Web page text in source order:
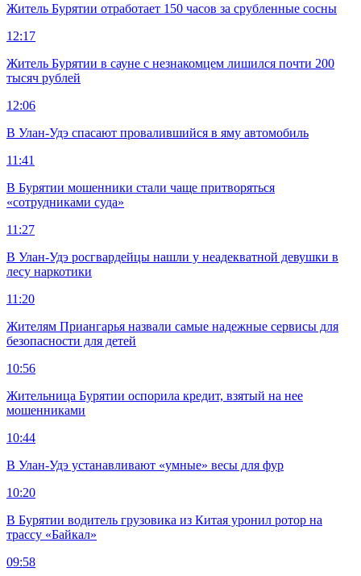
Житель Бурятии отработает 150 часов за срубленные сосны
12:17
Житель Бурятии в сауне с незнакомцем лишился почти 200
тысяч рублей
12:06
В Улан-Удэ спасают провалившийся в яму автомобиль
11:41
В Бурятии мошенники стали чаще притворяться
«сотрудниками суда»
11:27
В Улан-Удэ росгвардейцы нашли у неадекватной девушки в
лесу наркотики
11:20
Жителям Приангарья назвали самые надежные сервисы для
безопасности для детей
10:56
Жительница Бурятии оспорила кредит, взятый на нее
мошенниками
10:44
В Улан-Удэ устанавливают «умные» весы для фур
10:20
В Бурятии водитель грузовика из Китая уронил ротор на
трассу «Байкал»
09:58